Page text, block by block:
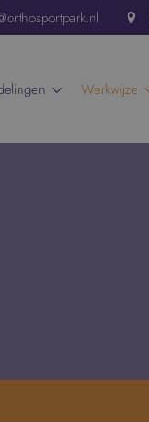
werkwijze